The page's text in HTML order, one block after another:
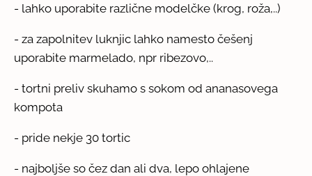
- lahko uporabite različne modelčke (krog, roža,..)
- za zapolnitev luknjic lahko namesto češenj
uporabite marmelado, npr ribezovo,..
- tortni preliv skuhamo s sokom od ananasovega
kompota
- pride nekje 30 tortic
- najboljše so čez dan ali dva, lepo ohlajene